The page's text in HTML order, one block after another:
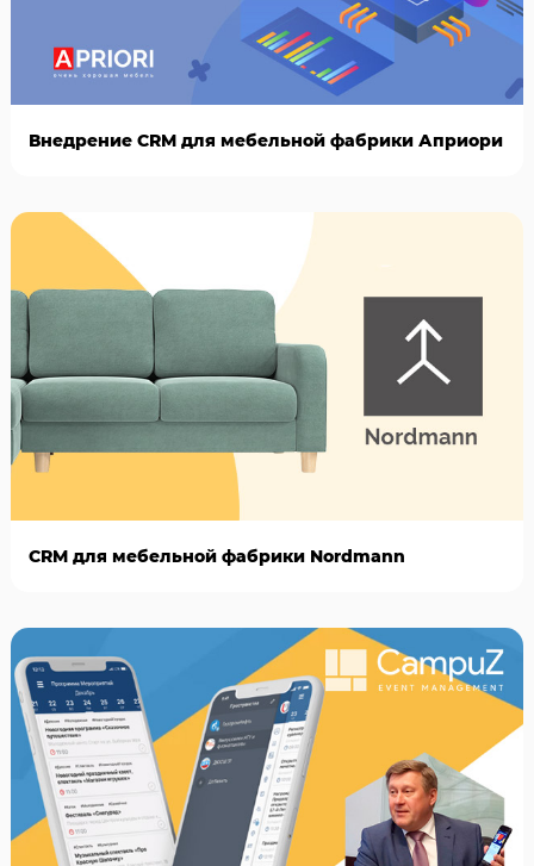
Внедрение CRM для мебельной фабрики Априори
CRM для мебельной фабрики Nordmann